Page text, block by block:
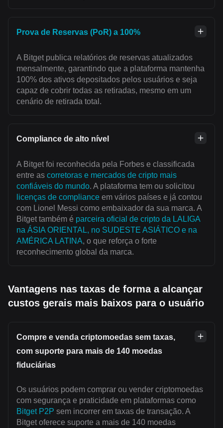
Prova de Reservas (PoR) a 100%
A Bitget publica relatórios de reservas atualizados
mensalmente, garantindo que a plataforma mantenha
100% dos ativos depositados pelos usuários e seja
capaz de cobrir todas as retiradas, mesmo em um
cenário de retirada total.
Compliance de alto nível
A Bitget foi reconhecida pela Forbes e classificada
entre as corretoras e mercados de cripto mais
confiáveis do mundo. A plataforma tem ou solicitou
licenças de compliance em vários países e já contou
com Lionel Messi como embaixador da sua marca. A
Bitget também é parceira oficial de cripto da LALIGA
na ÁSIA ORIENTAL, no SUDESTE ASIÁTICO e na
AMÉRICA LATINA, o que reforça o forte
reconhecimento global da marca.
Vantagens nas taxas de forma a alcançar
custos gerais mais baixos para o usuário
Compre e venda criptomoedas sem taxas,
com suporte para mais de 140 moedas
fiduciárias
Os usuários podem comprar ou vender criptomoedas
com segurança e praticidade em plataformas como
Bitget P2P sem incorrer em taxas de transação. A
Bitget oferece suporte a mais de 140 moedas